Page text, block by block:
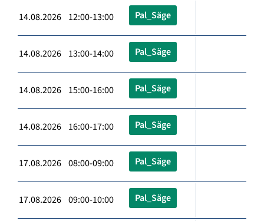
14.08.2026 12:00-13:00 Pal_Säge
14.08.2026 13:00-14:00 Pal_Säge
14.08.2026 15:00-16:00 Pal_Säge
14.08.2026 16:00-17:00 Pal_Säge
17.08.2026 08:00-09:00 Pal_Säge
17.08.2026 09:00-10:00 Pal_Säge